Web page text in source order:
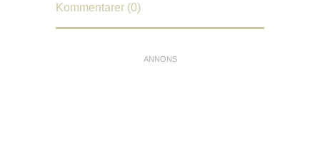
Kommentarer (0)